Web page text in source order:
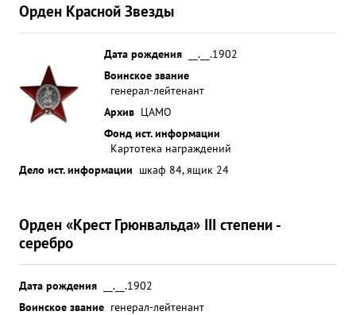
Орден Красной Звезды
Дата рождения
__.__.1902
Воинское звание
генерал-лейтенант
Архив ЦАМО
Фонд ист. информации
Картотека награждений
Дело ист. информации шкаф 84, ящик 24
Орден «Крест Грюнвальда» III степени -
серебро
Дата рождения
__.__.1902
Воинское звание генерал-лейтенант